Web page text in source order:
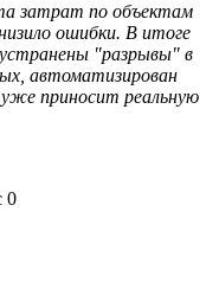
затрат по объектам
ошибки. В итоге
"разрывы" в
автоматизирован
приносит реальную
0